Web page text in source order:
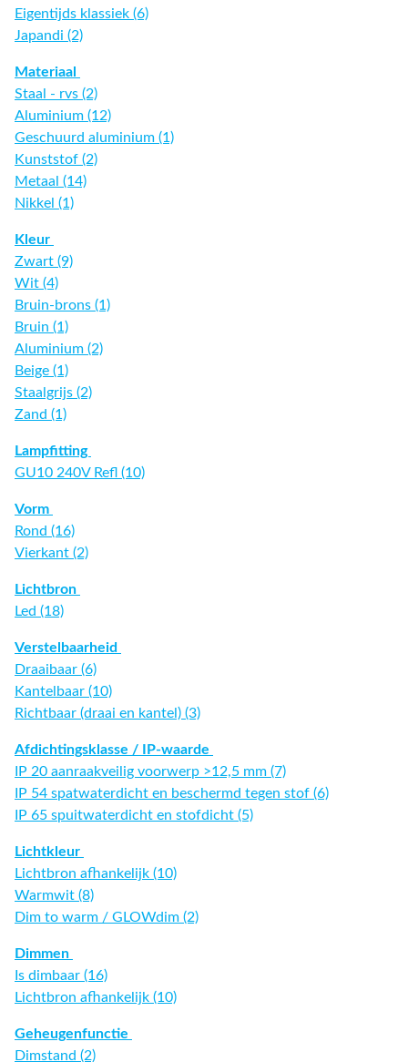
Eigentijds klassiek (6)
Japandi (2)
Materiaal
Staal - rvs (2)
Aluminium (12)
Geschuurd aluminium (1)
Kunststof (2)
Metaal (14)
Nikkel (1)
Kleur
Zwart (9)
Wit (4)
Bruin-brons (1)
Bruin (1)
Aluminium (2)
Beige (1)
Staalgrijs (2)
Zand (1)
Lampfitting
GU10 240V Refl (10)
Vorm
Rond (16)
Vierkant (2)
Lichtbron
Led (18)
Verstelbaarheid
Draaibaar (6)
Kantelbaar (10)
Richtbaar (draai en kantel) (3)
Afdichtingsklasse / IP-waarde
IP 20 aanraakveilig voorwerp >12,5 mm (7)
IP 54 spatwaterdicht en beschermd tegen stof (6)
IP 65 spuitwaterdicht en stofdicht (5)
Lichtkleur
Lichtbron afhankelijk (10)
Warmwit (8)
Dim to warm / GLOWdim (2)
Dimmen
Is dimbaar (16)
Lichtbron afhankelijk (10)
Geheugenfunctie
Dimstand (2)